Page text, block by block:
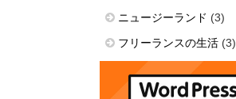
ニュージーランド (3)
フリーランスの生活 (3)